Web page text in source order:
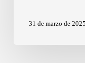
31 de marzo de 2025